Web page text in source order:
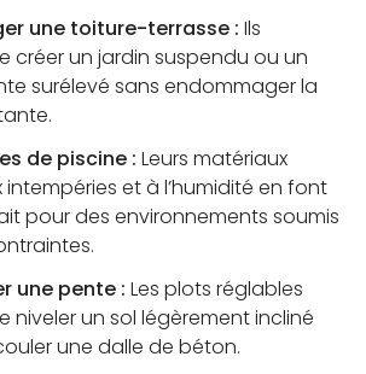
une toiture-terrasse : Ils
créer un jardin suspendu ou un
surélevé sans endommager la
de piscine : Leurs matériaux
intempéries et à l’humidité en font
pour des environnements soumis
une pente : Les plots réglables
niveler un sol légèrement incliné
une dalle de béton.